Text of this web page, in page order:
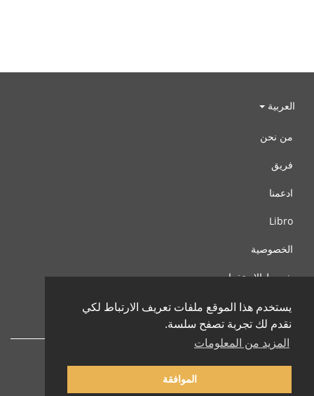
يستخدم هذا الموقع ملفات تعريف الارتباط لكي
نقدم لك تجربة تصفح سلسة.
المزيد من المعلومات
الموافقة
العربية
من نحن
فريق
ادعمنا
Libro
الخصوصية
شروط الإستخدام
اتصل بنا